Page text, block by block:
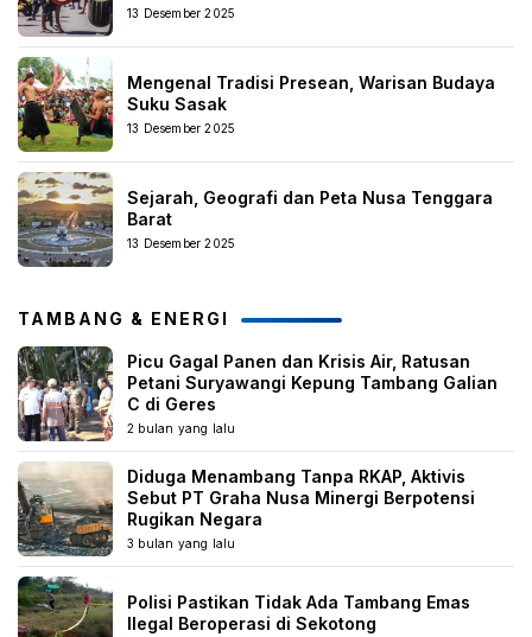
13 Desember 2025
Mengenal Tradisi Presean, Warisan Budaya
Suku Sasak
13 Desember 2025
Sejarah, Geografi dan Peta Nusa Tenggara
Barat
13 Desember 2025
TAMBANG & ENERGI
Picu Gagal Panen dan Krisis Air, Ratusan
Petani Suryawangi Kepung Tambang Galian
C di Geres
2 bulan yang lalu
Diduga Menambang Tanpa RKAP, Aktivis
Sebut PT Graha Nusa Minergi Berpotensi
Rugikan Negara
3 bulan yang lalu
Polisi Pastikan Tidak Ada Tambang Emas
Ilegal Beroperasi di Sekotong